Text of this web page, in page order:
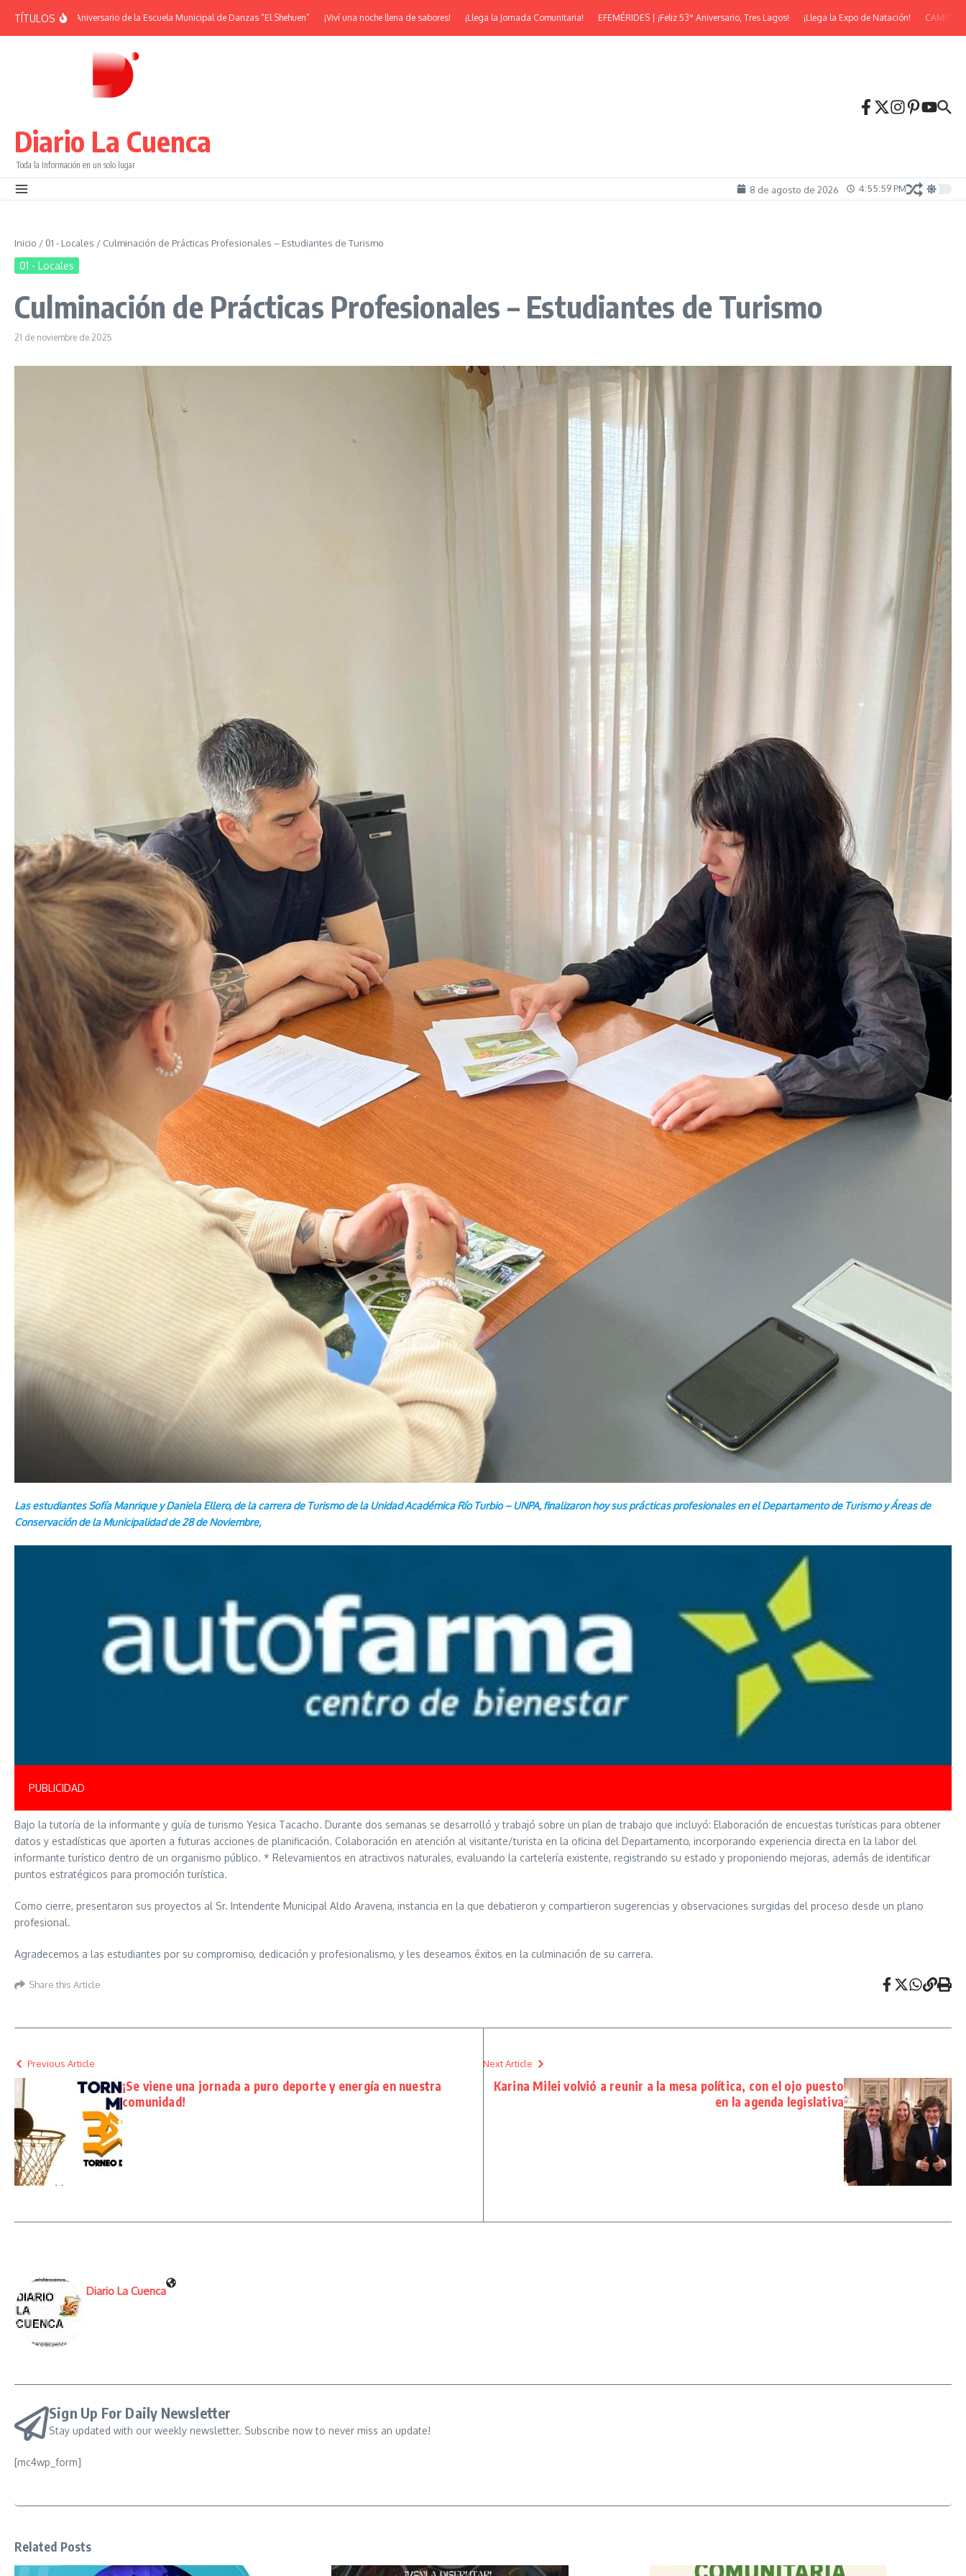
TÍTULOS
| 38° Aniversario de la Escuela Municipal de Danzas “El Shehuen” ¡Viví una noche llena de sabores! ¡Llega la Jornada Comunitaria! EFEMÉRIDES | ¡Feliz 53° Aniversario, Tres Lagos! ¡Llega la Expo de Natación! CAMINATA
Diario La Cuenca
Toda la Información en un solo lugar
8 de agosto de 2026 4:56:01 PM
Inicio / 01 - Locales / Culminación de Prácticas Profesionales – Estudiantes de Turismo
01 - Locales
Culminación de Prácticas Profesionales – Estudiantes de Turismo
21 de noviembre de 2025
Las estudiantes Sofía Manrique y Daniela Ellero, de la carrera de Turismo de la Unidad Académica Río Turbio – UNPA, finalizaron hoy sus prácticas profesionales en el Departamento de Turismo y Áreas de
Conservación de la Municipalidad de 28 de Noviembre,
PUBLICIDAD
Bajo la tutoría de la informante y guía de turismo Yesica Tacacho. Durante dos semanas se desarrolló y trabajó sobre un plan de trabajo que incluyó: Elaboración de encuestas turísticas para obtener
datos y estadísticas que aporten a futuras acciones de planificación. Colaboración en atención al visitante/turista en la oficina del Departamento, incorporando experiencia directa en la labor del
informante turístico dentro de un organismo público. * Relevamientos en atractivos naturales, evaluando la cartelería existente, registrando su estado y proponiendo mejoras, además de identificar
puntos estratégicos para promoción turística.
Como cierre, presentaron sus proyectos al Sr. Intendente Municipal Aldo Aravena, instancia en la que debatieron y compartieron sugerencias y observaciones surgidas del proceso desde un plano
profesional.
Agradecemos a las estudiantes por su compromiso, dedicación y profesionalismo, y les deseamos éxitos en la culminación de su carrera.
Share this Article
Previous Article
¡Se viene una jornada a puro deporte y energía en nuestra
comunidad!
Next Article
Karina Milei volvió a reunir a la mesa política, con el ojo puesto
en la agenda legislativa
Diario La Cuenca
Sign Up For Daily Newsletter
Stay updated with our weekly newsletter. Subscribe now to never miss an update!
[mc4wp_form]
Related Posts